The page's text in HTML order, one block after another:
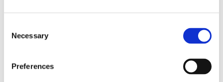
Necessary
Preferences